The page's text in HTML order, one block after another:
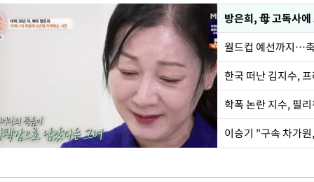
방은희, 母 고독사
월드컵 예선까지…
한국 떠난 김지수,
학폭 논란 지수, 필
이승기 "구속 차가